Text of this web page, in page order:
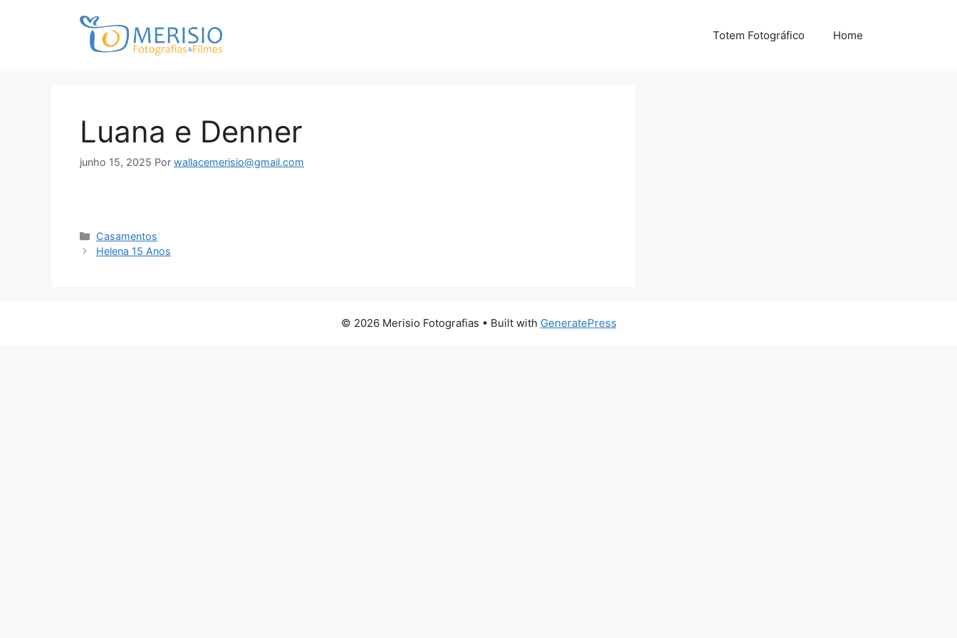
Totem Fotográfico Home
Luana e Denner
junho 15, 2025 Por wallacemerisio@gmail.com
Casamentos
Helena 15 Anos
© 2026 Merisio Fotografias • Built with GeneratePress